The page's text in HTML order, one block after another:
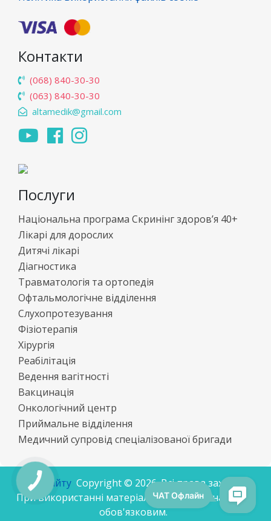
Контакти
(068) 840-30-30
(063) 840-30-30
altamedik@gmail.com
Послуги
Національна програма Скринінг здоров’я 40+
Лікарі для дорослих
Дитячі лікарі
Діагностика
Травматологія та ортопедія
Офтальмологічне відділення
Слухопротезування
Фізіотерапія
Хірургія
Реабілітація
Ведення вагітності
Вакцинація
Онкологічний центр
Приймальне відділення
Медичний супровід спеціалізованої бригади
Мапа сайту Cоpyright © 2026. Всі права захищені.
При використанні матеріалів посилання на сайт є
обов'язковим.